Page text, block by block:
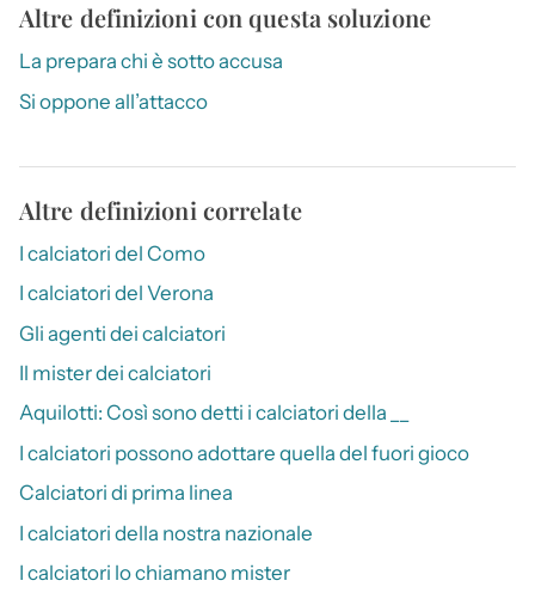
Altre definizioni con questa soluzione
La prepara chi è sotto accusa
Si oppone all’attacco
Altre definizioni correlate
I calciatori del Como
I calciatori del Verona
Gli agenti dei calciatori
Il mister dei calciatori
Aquilotti: Così sono detti i calciatori della __
I calciatori possono adottare quella del fuori gioco
Calciatori di prima linea
I calciatori della nostra nazionale
I calciatori lo chiamano mister